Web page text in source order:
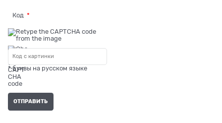
Код
* буквы на русском языке